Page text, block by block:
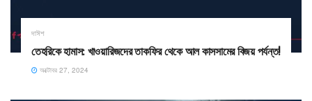
দাঈশ
তেহরিকে হামাস: খাওয়ারিজদের তাকফির থেকে আল কাসসামের বিজয় পর্যন্ত!
অক্টোবর 27, 2024